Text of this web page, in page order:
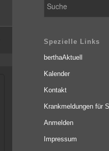
Spezielle Links
berthaAktuell
Kalender
Kontakt
Krankmeldungen für
Anmelden
Impressum